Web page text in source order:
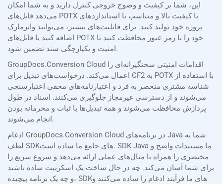
این، شما بر کیفیت و وضوح خروجی کنترل دارید و به شما امکان
می‌دهد فایل‌های POTX با کیفیت بالا و متناسب با استانداردهای
پروژه خود تولید کنید. برای قابلیت‌های بیشتر، می‌توانید واترمارک
اضافه کنید یا فایل‌های POTX خود را با رمز عبور محافظت کنید تا
امنیت و یکپارچگی سند تضمین شود.
GroupDocs.Conversion Cloud اقدامات امنیتی سختگیرانه‌ای را
اعمال می‌کند. درخواست‌های تبدیل برای CF2 به POTX با استفاده از
شناسه مشتری منحصر به فرد و اعتبارنامه‌های مخفی اعتبارسنجی
می‌شوند و از دسترسی غیرمجاز جلوگیری می‌کنند. اسناد در طول
پردازش محافظت می‌شوند و همه تبدیل‌ها با ثبات و محرمانه بودن
انجام می‌شوند.
ادغام GroupDocs.Conversion Cloud در برنامه‌های Java شما به
لطف SDKهای جامع ما ساده است. SDK Java ما مستندات واضح و
مختصری را همراه با مثال‌های عملی ارائه می‌دهد و شروع سریع را
برای شما آسان می‌کند. چه در حال ساخت یک اسکریپت ساده باشید
و چه یک برنامه پیچیده، SDKهای ما فرآیند ادغام را ساده می‌کنند و